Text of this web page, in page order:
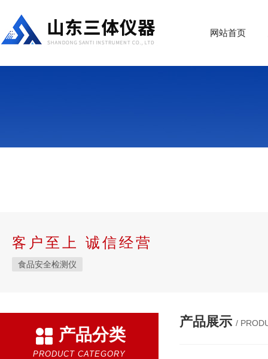
网站首页
客户至上 诚信经营
食品安全检测仪
产品分类
PRODUCT CATEGORY
产品展示 /